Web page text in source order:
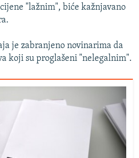
"lažnim", biće kažnjavano
je zabranjeno novinarima da
koji su proglašeni "nelegalnim".